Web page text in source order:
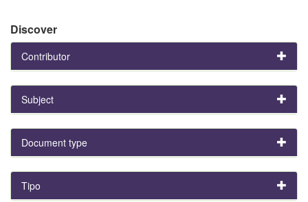
Discover
Contributor
Subject
Document type
Tipo